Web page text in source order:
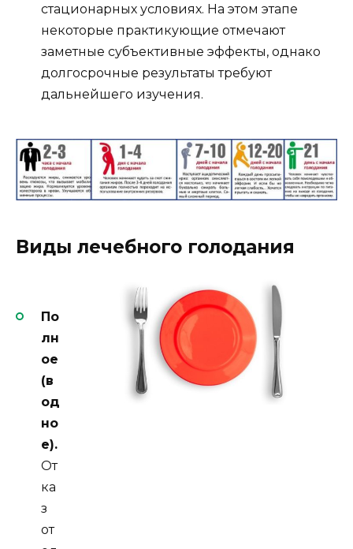
стационарных условиях. На этом этапе
некоторые практикующие отмечают
заметные субъективные эффекты, однако
долгосрочные результаты требуют
дальнейшего изучения.
Виды лечебного голодания
По
лн
ое
(в
од
но
е).
От
ка
з
от